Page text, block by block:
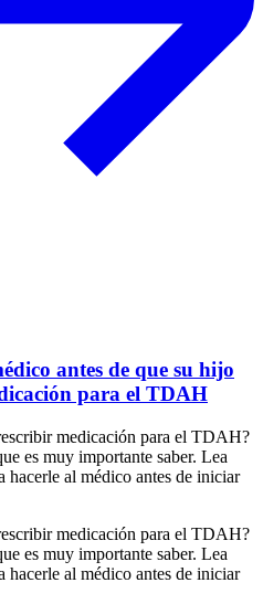
antes de que su hijo
para el TDAH
medicación para el TDAH?
es muy importante saber. Lea
hacerle al médico antes de iniciar
medicación para el TDAH?
es muy importante saber. Lea
hacerle al médico antes de iniciar